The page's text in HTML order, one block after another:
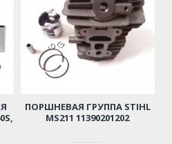
ПОРШНЕВАЯ ГРУППА STIHL
MS211 11390201202